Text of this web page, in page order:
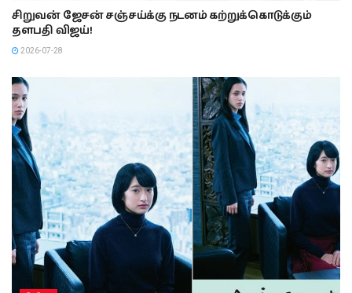
சிறுவன் ஜேசன் சஞ்சய்க்கு நடனம் கற்றுக்கொடுக்கும்
தளபதி விஜய்!
2026-07-28